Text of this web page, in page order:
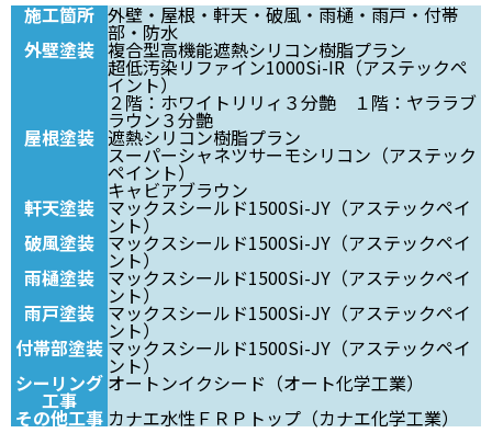
施工箇所 外壁・屋根・軒天・破風・雨樋・雨戸・付帯
部・防水
外壁塗装 複合型高機能遮熱シリコン樹脂プラン
超低汚染リファイン1000Si-IR（アステックペ
イント）
２階：ホワイトリリィ３分艶 １階：ヤララブ
ラウン３分艶
屋根塗装 遮熱シリコン樹脂プラン
スーパーシャネツサーモシリコン（アステック
ペイント）
キャビアブラウン
軒天塗装 マックスシールド1500Si-JY（アステックペイ
ント）
破風塗装 マックスシールド1500Si-JY（アステックペイ
ント）
雨樋塗装 マックスシールド1500Si-JY（アステックペイ
ント）
雨戸塗装 マックスシールド1500Si-JY（アステックペイ
ント）
付帯部塗装 マックスシールド1500Si-JY（アステックペイ
ント）
シーリング
工事
オートンイクシード（オート化学工業）
その他工事 カナエ水性ＦＲＰトップ（カナエ化学工業）